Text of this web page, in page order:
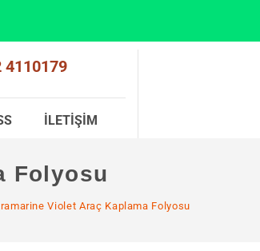
4110179
İLETIŞIM
Folyosu
Violet Araç Kaplama Folyosu